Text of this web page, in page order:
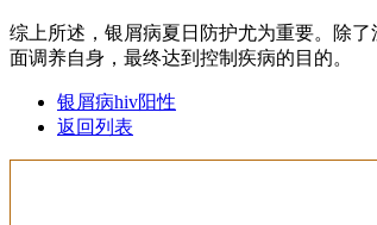
综上所述，银屑病夏日防护尤为重要。除
面调养自身，最终达到控制疾病的目的。
银屑病hiv阳性
返回列表